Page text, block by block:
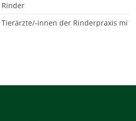
Rinder
Tierärzte/-innen der Rinderpraxis mit